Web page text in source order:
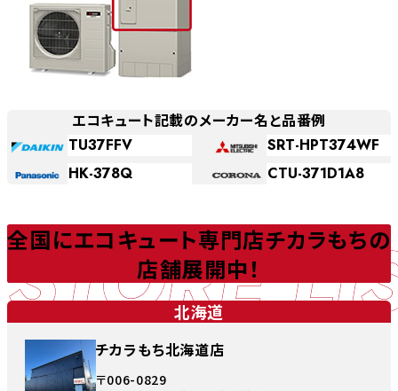
エコキュート記載のメーカー名と品番例
TU37FFV
SRT-HPT374WF
HK-378Q
CTU-371D1A8
STORE
全国にエコキュート専門店チカラもちの
店舗展開中！
北海道
チカラもち北海道店
〒006-0829